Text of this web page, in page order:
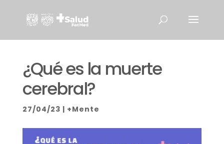
¿Qué es la muerte
cerebral?
27/04/23 | +Mente